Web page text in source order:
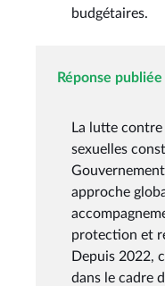
budgétaires.
Réponse
La lutte contre
sexuelles
approche
protection et
Depuis 2022,
dans le cadre